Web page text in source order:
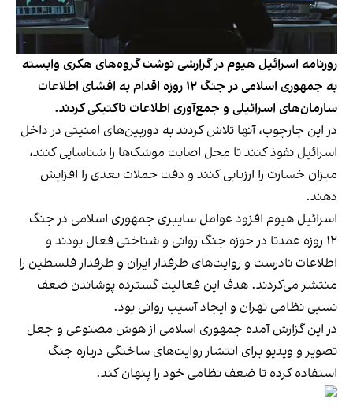
روزنامه اسرائیل هیوم در گزارشی نوشت گروه‌های هکری وابسته
به جمهوری اسلامی در جنگ ۱۲ روزه اقدام به افشای اطلاعات
سازمان‌های اسرائیلی و جمع‌آوری اطلاعات تاکتیکی کردند.
در این چارچوب، آنها تلاش کردند به دوربین‌های امنیتی در داخل
اسرائیل نفوذ کنند تا محل اصابت موشک‌ها را شناسایی کنند،
میزان خسارت را ارزیابی کنند و دقت حملات بعدی را افزایش
دهند.
اسرائیل هیوم افزود عوامل سایبری جمهوری اسلامی در جنگ
۱۲ روزه عمدتا در حوزه جنگ روانی و شناختی فعال بودند و
اطلاعات نادرست و روایت‌های طرفدار ایران و طرفدار فلسطین را
منتشر می‌کردند. هدف این فعالیت گسترده پوشاندن ضعف
نسبی نظامی تهران و ایجاد آسیب روانی بود.
در این گزارش آمده جمهوری اسلامی از هوش مصنوعی و جعل
تصویر و ویدیو برای انتشار روایت‌های ساختگی درباره جنگ
استفاده کرده تا ضعف نظامی خود را پنهان کند.